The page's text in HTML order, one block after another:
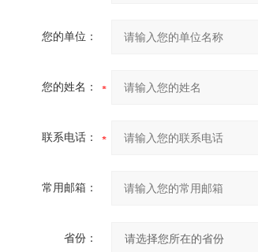
您的单位：
您的姓名：
联系电话：
常用邮箱：
省份：